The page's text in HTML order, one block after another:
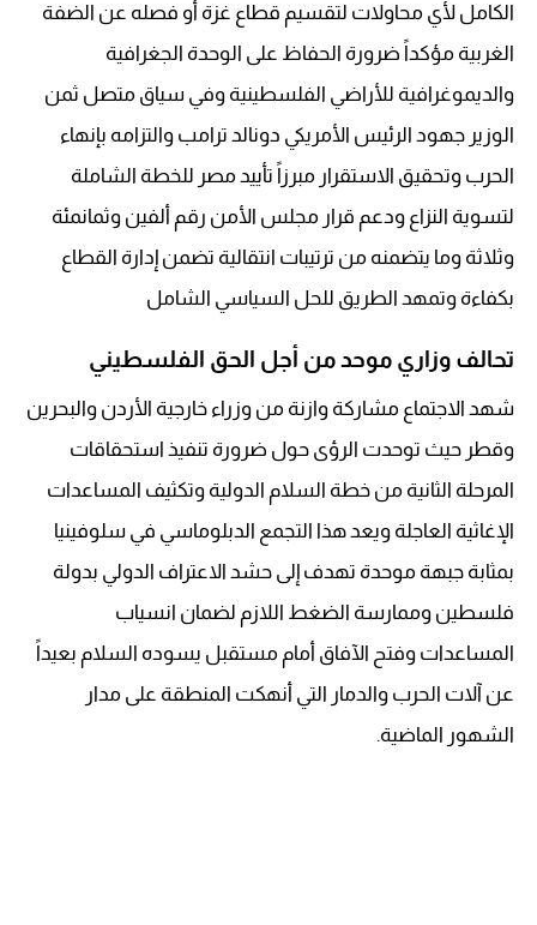
الكامل لأي محاولات لتقسيم قطاع غزة أو فصله عن الضفة
الغربية مؤكداً ضرورة الحفاظ على الوحدة الجغرافية
والديموغرافية للأراضي الفلسطينية وفي سياق متصل ثمن
الوزير جهود الرئيس الأمريكي دونالد ترامب والتزامه بإنهاء
الحرب وتحقيق الاستقرار مبرزاً تأييد مصر للخطة الشاملة
لتسوية النزاع ودعم قرار مجلس الأمن رقم ألفين وثمانمئة
وثلاثة وما يتضمنه من ترتيبات انتقالية تضمن إدارة القطاع
بكفاءة وتمهد الطريق للحل السياسي الشامل
تحالف وزاري موحد من أجل الحق الفلسطيني
شهد الاجتماع مشاركة وازنة من وزراء خارجية الأردن والبحرين
وقطر حيث توحدت الرؤى حول ضرورة تنفيذ استحقاقات
المرحلة الثانية من خطة السلام الدولية وتكثيف المساعدات
الإغاثية العاجلة ويعد هذا التجمع الدبلوماسي في سلوفينيا
بمثابة جبهة موحدة تهدف إلى حشد الاعتراف الدولي بدولة
فلسطين وممارسة الضغط اللازم لضمان انسياب
المساعدات وفتح الآفاق أمام مستقبل يسوده السلام بعيداً
عن آلات الحرب والدمار التي أنهكت المنطقة على مدار
الشهور الماضية.